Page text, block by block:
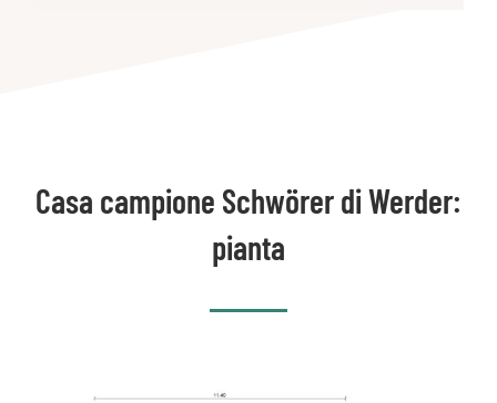
Casa campione Schwörer di Werder:
pianta